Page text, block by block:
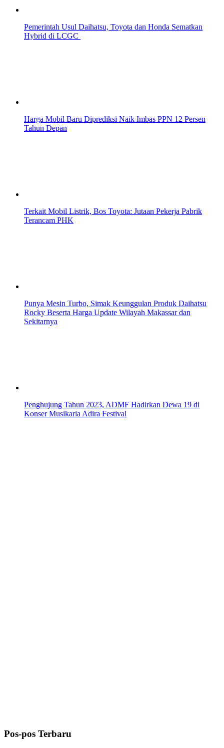
Pemerintah Usul Daihatsu, Toyota dan Honda Sematkan
Hybrid di LCGC
Harga Mobil Baru Diprediksi Naik Imbas PPN 12 Persen
Tahun Depan
Terkait Mobil Listrik, Bos Toyota: Jutaan Pekerja Pabrik
Terancam PHK
Punya Mesin Turbo, Simak Keunggulan Produk Daihatsu
Rocky Beserta Harga Update Wilayah Makassar dan
Sekitarnya
Penghujung Tahun 2023, ADMF Hadirkan Dewa 19 di
Konser Musikaria Adira Festival
Pos-pos Terbaru